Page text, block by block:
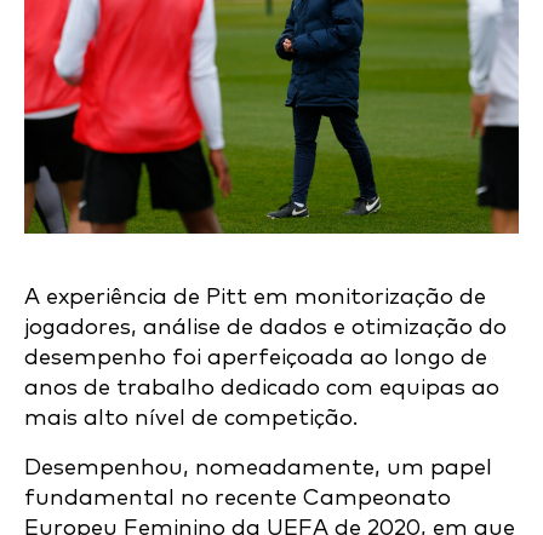
A experiência de Pitt em monitorização de
jogadores, análise de dados e otimização do
desempenho foi aperfeiçoada ao longo de
anos de trabalho dedicado com equipas ao
mais alto nível de competição.
Desempenhou, nomeadamente, um papel
fundamental no recente Campeonato
Europeu Feminino da UEFA de 2020, em que